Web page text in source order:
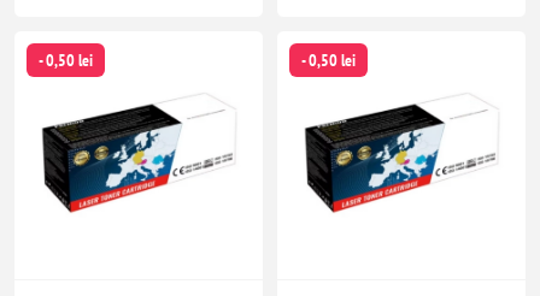
- 0,50 lei - 0,50 lei